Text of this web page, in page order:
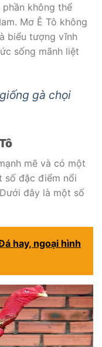
không thể
Mơ Ê Tô không
biểu tượng vĩnh
sống mãnh liệt
giống gà chọi
mẽ và có một
số đặc điểm nổi
Dưới đây là một số
hay, ngoại hình